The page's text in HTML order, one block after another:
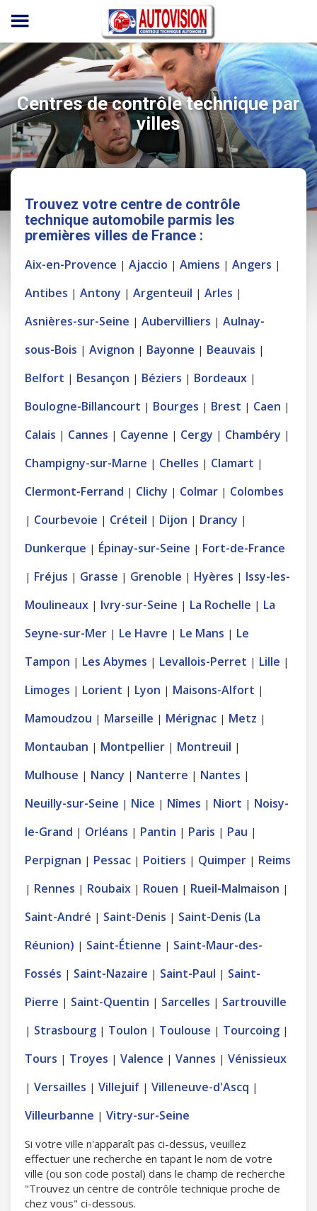
Panneau de gestion des cookies
Centres de contrôle technique par
villes
Trouvez votre centre de contrôle
technique automobile parmis les
premières villes de France :
Aix-en-Provence | Ajaccio | Amiens | Angers |
Antibes | Antony | Argenteuil | Arles |
Asnières-sur-Seine | Aubervilliers | Aulnay-
sous-Bois | Avignon | Bayonne | Beauvais |
Belfort | Besançon | Béziers | Bordeaux |
Boulogne-Billancourt | Bourges | Brest | Caen |
Calais | Cannes | Cayenne | Cergy | Chambéry |
Champigny-sur-Marne | Chelles | Clamart |
Clermont-Ferrand | Clichy | Colmar | Colombes
| Courbevoie | Créteil | Dijon | Drancy |
Dunkerque | Épinay-sur-Seine | Fort-de-France
| Fréjus | Grasse | Grenoble | Hyères | Issy-les-
Moulineaux | Ivry-sur-Seine | La Rochelle | La
Seyne-sur-Mer | Le Havre | Le Mans | Le
Tampon | Les Abymes | Levallois-Perret | Lille |
Limoges | Lorient | Lyon | Maisons-Alfort |
Mamoudzou | Marseille | Mérignac | Metz |
Montauban | Montpellier | Montreuil |
Mulhouse | Nancy | Nanterre | Nantes |
Neuilly-sur-Seine | Nice | Nîmes | Niort | Noisy-
le-Grand | Orléans | Pantin | Paris | Pau |
Perpignan | Pessac | Poitiers | Quimper | Reims
| Rennes | Roubaix | Rouen | Rueil-Malmaison |
Saint-André | Saint-Denis | Saint-Denis (La
Réunion) | Saint-Étienne | Saint-Maur-des-
Fossés | Saint-Nazaire | Saint-Paul | Saint-
Pierre | Saint-Quentin | Sarcelles | Sartrouville
| Strasbourg | Toulon | Toulouse | Tourcoing |
Tours | Troyes | Valence | Vannes | Vénissieux
| Versailles | Villejuif | Villeneuve-d'Ascq |
Villeurbanne | Vitry-sur-Seine
Si votre ville n'apparaît pas ci-dessus, veuillez
effectuer une recherche en tapant le nom de votre
ville (ou son code postal) dans le champ de recherche
"Trouvez un centre de contrôle technique proche de
chez vous" ci-dessous.